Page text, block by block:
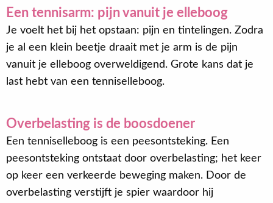
Een tennisarm: pijn vanuit je elleboog
Je voelt het bij het opstaan: pijn en tintelingen. Zodra
je al een klein beetje draait met je arm is de pijn
vanuit je elleboog overweldigend. Grote kans dat je
last hebt van een tenniselleboog.
Overbelasting is de boosdoener
Een tenniselleboog is een peesontsteking. Een
peesontsteking ontstaat door overbelasting; het keer
op keer een verkeerde beweging maken. Door de
overbelasting verstijft je spier waardoor hij